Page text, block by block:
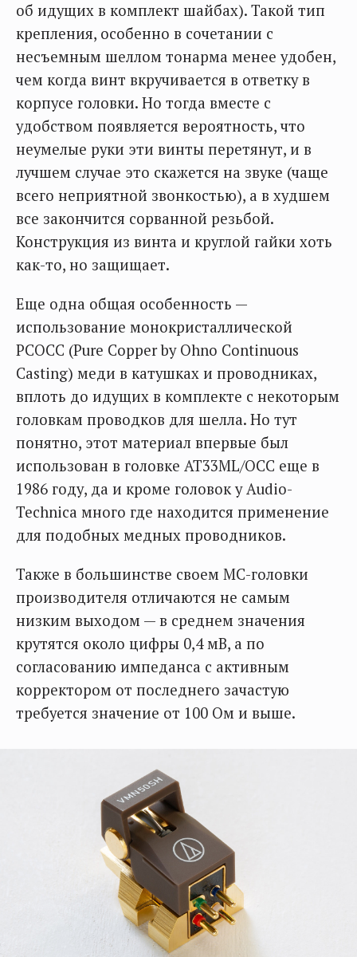
об идущих в комплект шайбах). Такой тип
крепления, особенно в сочетании с
несъемным шеллом тонарма менее удобен,
чем когда винт вкручивается в ответку в
корпусе головки. Но тогда вместе с
удобством появляется вероятность, что
неумелые руки эти винты перетянут, и в
лучшем случае это скажется на звуке (чаще
всего неприятной звонкостью), а в худшем
все закончится сорванной резьбой.
Конструкция из винта и круглой гайки хоть
как-то, но защищает.
Еще одна общая особенность —
использование монокристаллической
PCOCC (Pure Copper by Ohno Continuous
Casting) меди в катушках и проводниках,
вплоть до идущих в комплекте с некоторым
головкам проводков для шелла. Но тут
понятно, этот материал впервые был
использован в головке AT33ML/OCC еще в
1986 году, да и кроме головок у Audio-
Technica много где находится применение
для подобных медных проводников.
Также в большинстве своем MC-головки
производителя отличаются не самым
низким выходом — в среднем значения
крутятся около цифры 0,4 мВ, а по
согласованию импеданса с активным
корректором от последнего зачастую
требуется значение от 100 Ом и выше.